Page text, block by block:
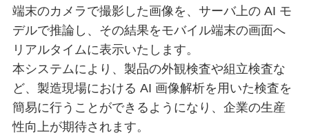
端末のカメラで撮影した画像を、サーバ上の AI モ
デルで推論し、その結果をモバイル端末の画面へ
リアルタイムに表示いたします。
本システムにより、製品の外観検査や組立検査な
ど、製造現場における AI 画像解析を用いた検査を
簡易に行うことができるようになり、企業の生産
性向上が期待されます。